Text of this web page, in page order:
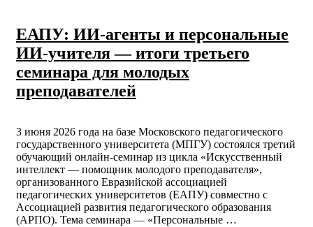
ЕАПУ: ИИ-агенты и персональные
ИИ-учителя — итоги третьего
семинара для молодых
преподавателей
3 июня 2026 года на базе Московского педагогического
государственного университета (МПГУ) состоялся третий
обучающий онлайн-семинар из цикла «Искусственный
интеллект — помощник молодого преподавателя»,
организованного Евразийской ассоциацией
педагогических университетов (ЕАПУ) совместно с
Ассоциацией развития педагогического образования
(АРПО). Тема семинара — «Персональные …